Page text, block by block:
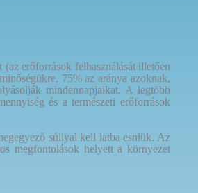
erőforrások felhasználását illetően
75% az aránya azoknak,
mindennapjaikat. A legtöbb
és a természeti erőforrások
súllyal kell latba esniük. Az
megfontolások helyett a környezet